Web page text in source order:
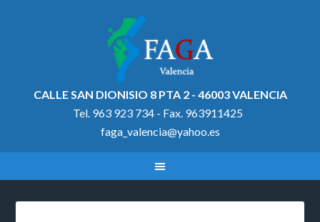
CALLE SAN DIONISIO 8 PTA 2 - 46003 VALENCIA
Tel. 963 923 734 - Fax. 963911425
faga_valencia@yahoo.es